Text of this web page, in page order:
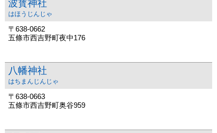
波寳神社
はほうじんじゃ
〒638-0662
五條市西吉野町夜中176
八幡神社
はちまんじんじゃ
〒638-0663
五條市西吉野町奥谷959